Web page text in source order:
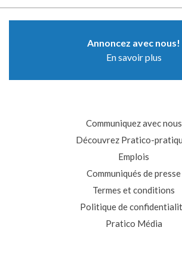
Annoncez avec nous!
En savoir plus
Communiquez avec nous
Découvrez Pratico-
Emplois
Communiqués de presse
Termes et conditions
Politique de
Pratico Média